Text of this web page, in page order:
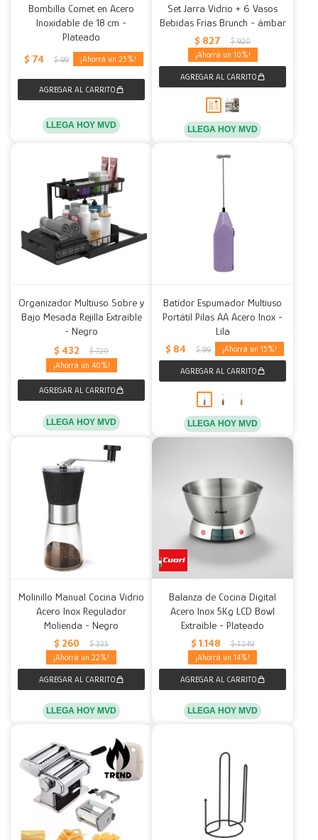
Bombilla Comet en Acero
Inoxidable de 18 cm -
Plateado
$ 74 $ 99 25
LLEGA HOY MVD
Set Jarra Vidrio + 6 Vasos
Bebidas Frias Brunch - ámbar
$ 827 $ 920
10
LLEGA HOY MVD
Organizador Multiuso Sobre y
Bajo Mesada Rejilla Extraíble
- Negro
$ 432 $ 720
40
LLEGA HOY MVD
Batidor Espumador Multiuso
Portátil Pilas AA Acero Inox -
Lila
$ 84 $ 99 15
LLEGA HOY MVD
Molinillo Manual Cocina Vidrio
Acero Inox Regulador
Molienda - Negro
$ 260 $ 335
22
LLEGA HOY MVD
Balanza de Cocina Digital
Acero Inox 5Kg LCD Bowl
Extraíble - Plateado
$ 1.148 $ 1.349
14
LLEGA HOY MVD